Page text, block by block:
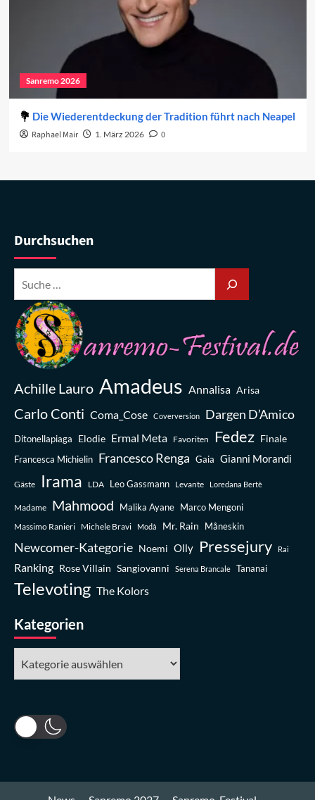
Sanremo 2026
Die Wiederentdeckung der Tradition führt nach Neapel
Raphael Mair 1. März 2026 0
Durchsuchen
Achille Lauro Amadeus Annalisa Arisa
Carlo Conti Coma_Cose Coverversion Dargen D’Amico
Ditonellapiaga Elodie Ermal Meta Favoriten Fedez Finale
Francesca Michielin Francesco Renga Gaia Gianni Morandi
Gäste Irama LDA Leo Gassmann Levante Loredana Bertè
Madame Mahmood Malika Ayane Marco Mengoni
Massimo Ranieri Michele Bravi Modà Mr. Rain Måneskin
Newcomer-Kategorie Noemi Olly Pressejury Rai
Ranking Rose Villain Sangiovanni Serena Brancale Tananai
Televoting The Kolors
Kategorien